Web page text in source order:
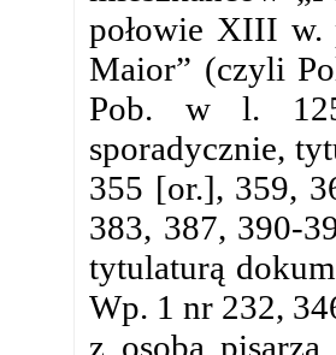
połowie XIII w.
Maior” (czyli
Pob. w l.
sporadycznie,
355 [or.], 359,
383, 387, 390-
tytulaturą
Wp. 1 nr 232,
z osobą